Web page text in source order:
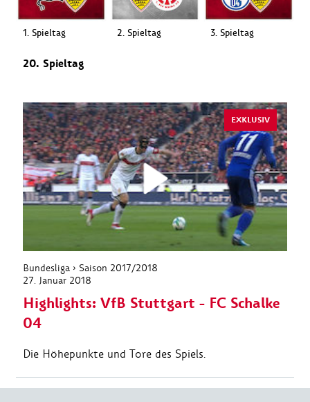
1. Spieltag 2. Spieltag 3. Spieltag
20. Spieltag
EXKLUSIV
Bundesliga › Saison 2017/2018
27. Januar 2018
Highlights: VfB Stuttgart - FC Schalke
04
Die Höhepunkte und Tore des Spiels.